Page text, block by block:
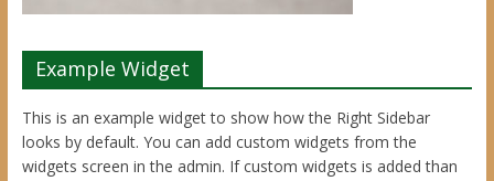
Example Widget
This is an example widget to show how the Right Sidebar
looks by default. You can add custom widgets from the
widgets screen in the admin. If custom widgets is added than